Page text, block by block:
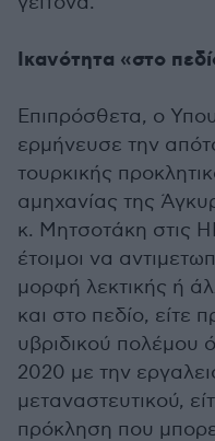
Ικανότητα «στο
Επιπρόσθετα, ο
ερμήνευσε την
τουρκικής
αμηχανίας της
κ. Μητσοτάκη στις
έτοιμοι να
μορφή λεκτικής ή
και στο πεδίο, είτε
υβριδικού πολέμου
2020 με την
μεταναστευτικού,
πρόκληση που